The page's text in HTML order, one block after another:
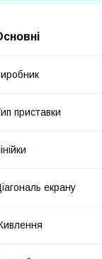
приставки
екрану